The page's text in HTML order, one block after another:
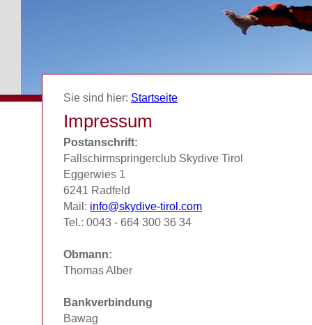
Sie sind hier: Startseite
Impressum
Postanschrift:
Fallschirmspringerclub Skydive Tirol
Eggerwies 1
6241 Radfeld
Mail: info@skydive-tirol.com
Tel.: 0043 - 664 300 36 34
Obmann:
Thomas Alber
Bankverbindung
Bawag